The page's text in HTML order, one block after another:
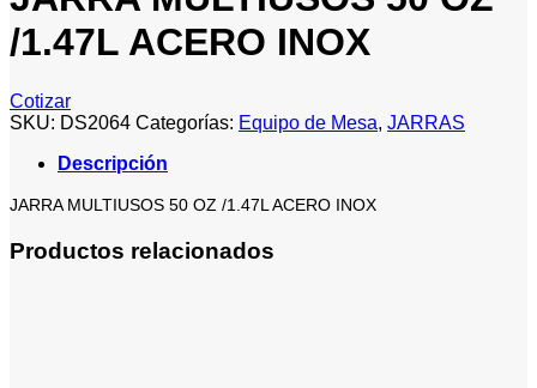
/1.47L ACERO INOX
Cotizar
SKU: DS2064 Categorías: Equipo de Mesa, JARRAS
Descripción
JARRA MULTIUSOS 50 OZ /1.47L ACERO INOX
Productos relacionados